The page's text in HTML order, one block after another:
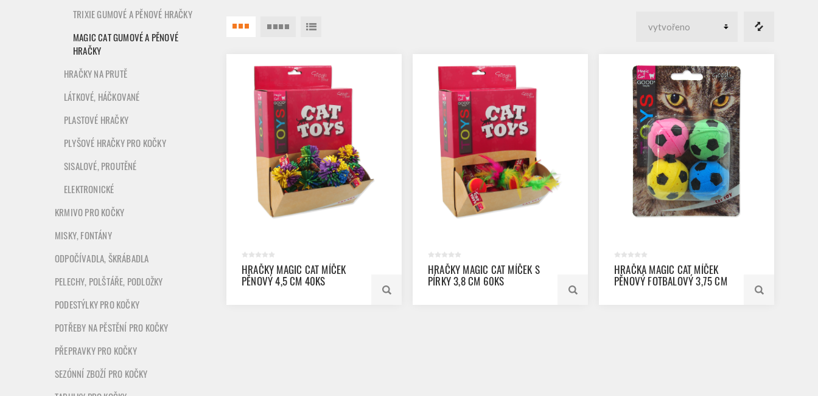
HRAČKY MAGIC CAT MÍČEK
PĚNOVÝ 4,5 CM 40KS
HRAČKY MAGIC CAT MÍČEK S
PÍRKY 3,8 CM 60KS
HRAČKA MAGIC CAT MÍČEK
PĚNOVÝ FOTBALOVÝ 3,75 CM
TRIXIE GUMOVÉ A PĚNOVÉ HRAČKY
MAGIC CAT GUMOVÉ A PĚNOVÉ
HRAČKY
HRAČKY NA PRUTĚ
LÁTKOVÉ, HÁČKOVANÉ
PLASTOVÉ HRAČKY
PLYŠOVÉ HRAČKY PRO KOČKY
SISALOVÉ, PROUTĚNÉ
ELEKTRONICKÉ
KRMIVO PRO KOČKY
MISKY, FONTÁNY
ODPOČÍVADLA, ŠKRÁBADLA
PELECHY, POLŠTÁŘE, PODLOŽKY
PODESTÝLKY PRO KOČKY
POTŘEBY NA PĚSTĚNÍ PRO KOČKY
PŘEPRAVKY PRO KOČKY
SEZÓNNÍ ZBOŽÍ PRO KOČKY